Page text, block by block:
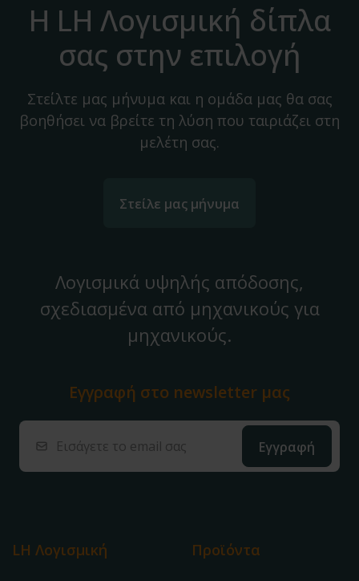
Η LH Λογισμική δίπλα
σας στην επιλογή
Στείλτε μας μήνυμα και η ομάδα μας θα σας
βοηθήσει να βρείτε τη λύση που ταιριάζει στη
μελέτη σας.
Στείλε μας μήνυμα
Λογισμικά υψηλής απόδοσης,
σχεδιασμένα από μηχανικούς για
μηχανικούς.
LH Λογισμική Προϊόντα
Εγγραφή στο newsletter μας